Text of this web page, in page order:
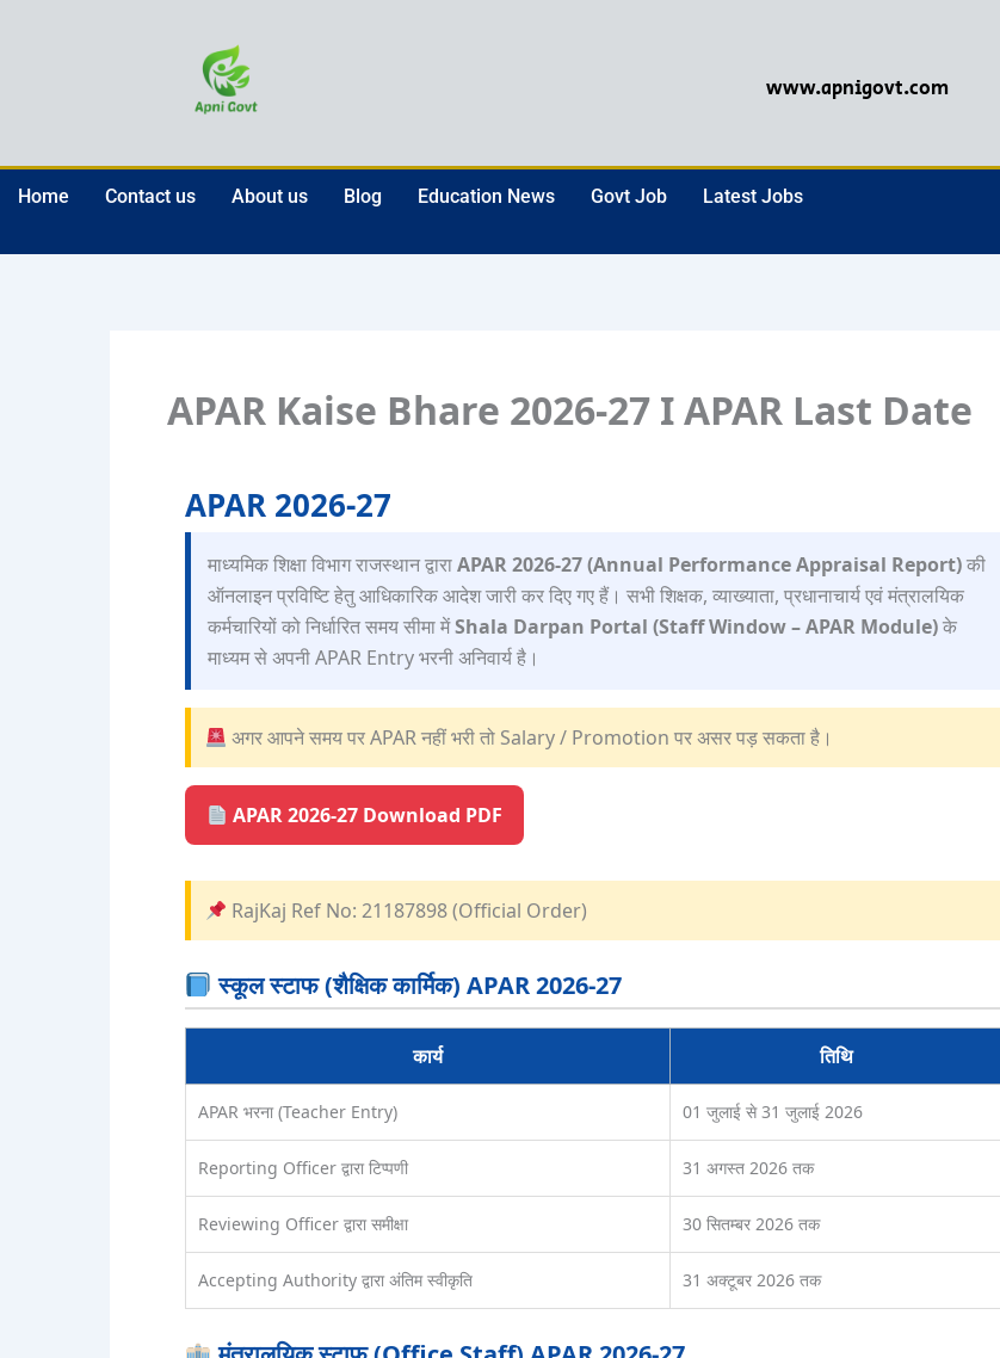
www.apnigovt.com
Home Contact us About us Blog Education News Govt Job Latest Jobs
APAR Kaise Bhare 2026-27 I APAR Last Date
APAR 2026-27
माध्यमिक शिक्षा विभाग राजस्थान द्वाराAPAR 2026-27 (Annual Performance Appraisal Report)की
ऑनलाइन प्रविष्टि हेतु आधिकारिक आदेश जारी कर दिए गए हैं। सभी शिक्षक, व्याख्याता, प्रधानाचार्य एवं मंत्रालयिक
कर्मचारियों को निर्धारित समय सीमा मेंShala Darpan Portal (Staff Window – APAR Module)के
माध्यम से अपनी APAR Entry भरनी अनिवार्य है।
अगर आपने समय पर APAR नहीं भरी तो Salary / Promotion पर असर पड़ सकता है।
APAR 2026-27 Download PDF
RajKaj Ref No: 21187898 (Official Order)
स्कूल स्टाफ (शैक्षिक कार्मिक) APAR 2026-27
कार्य तिथि
APAR भरना (Teacher Entry) 01 जुलाई से 31 जुलाई 2026
Reporting Officer द्वारा टिप्पणी 31 अगस्त 2026 तक
Reviewing Officer द्वारा समीक्षा 30 सितम्बर 2026 तक
Accepting Authority द्वारा अंतिम स्वीकृति 31 अक्टूबर 2026 तक